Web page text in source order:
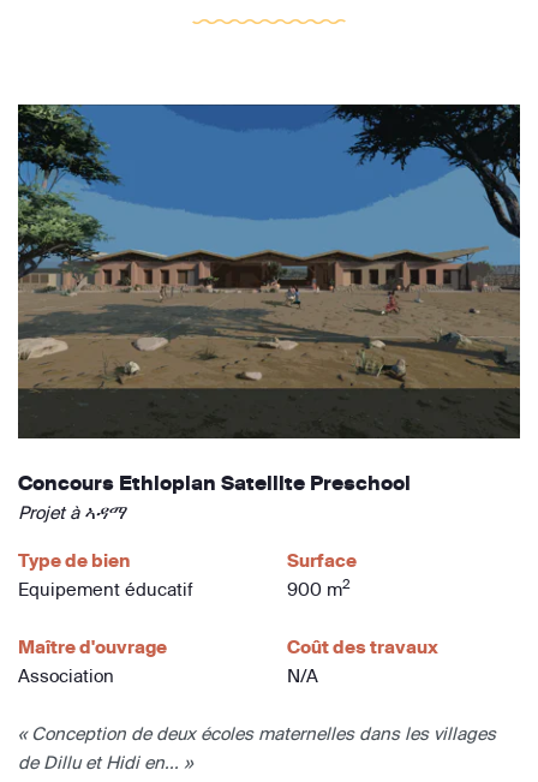
Concours Ethiopian Satellite Preschool
Projet à ኣዳማ
Type de bien
Equipement éducatif
Surface
900 m2
Maître d'ouvrage
Association
Coût des travaux
N/A
« Conception de deux écoles maternelles dans les villages
de Dillu et Hidi en... »